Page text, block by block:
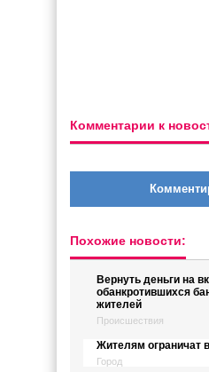
Комментарии к
Похожие новости:
Вернуть деньги на
обанкротившихся
жителей
Происшествия
Жителям ограничат
Город